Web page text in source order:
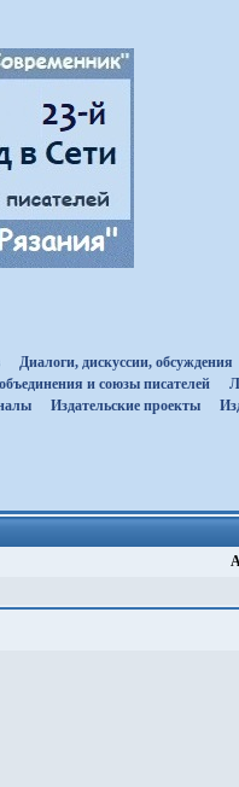
Диалоги, дискуссии, обсуждения
и союзы писателей
Издательские проекты